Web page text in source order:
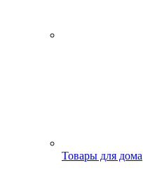
Товары для дома